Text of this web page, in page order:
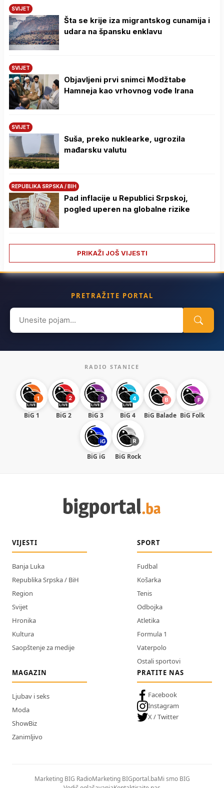
SVIJET
Šta se krije iza migrantskog cunamija i
udara na špansku enklavu
SVIJET
Objavljeni prvi snimci Modžtabe
Hamneja kao vrhovnog vođe Irana
SVIJET
Suša, preko nuklearke, ugrozila
mađarsku valutu
REPUBLIKA SRPSKA / BIH
Pad inflacije u Republici Srpskoj,
pogled uperen na globalne rizike
PRIKAŽI JOŠ VIJESTI
PRETRAŽITE PORTAL
Search
for:
RADIO STANICE
BiG 1 BiG 2 BiG 3 BiG 4 BiG Balade BiG Folk
BiG iG BiG Rock
VIJESTI
Banja Luka
Republika Srpska / BiH
Region
Svijet
Hronika
Kultura
Saopštenje za medije
SPORT
Fudbal
Košarka
Tenis
Odbojka
Atletika
Formula 1
Vaterpolo
Ostali sportovi
MAGAZIN
Ljubav i seks
Moda
ShowBiz
Zanimljivo
PRATITE NAS
Facebook
Instagram
X / Twitter
Marketing BIG RadioMarketing BIGportal.baMi smo BIG